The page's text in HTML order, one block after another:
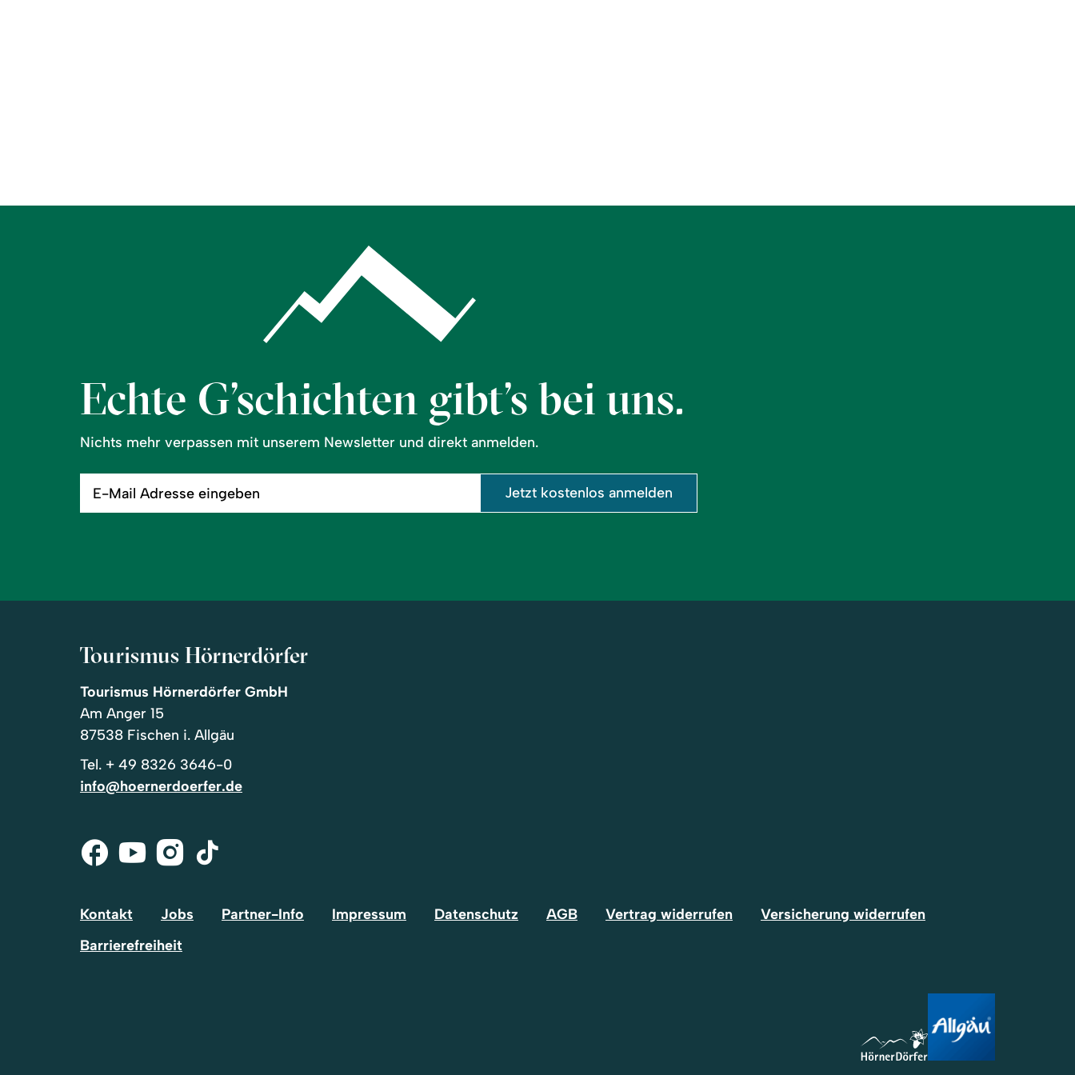
Echte G’schichten gibt’s bei uns.
Nichts mehr verpassen mit unserem Newsletter und direkt anmelden.
Mail
eingeben
Jetzt kostenlos anmelden
Tourismus Hörnerdörfer
Tourismus Hörnerdörfer GmbH
Am Anger 15
87538 Fischen i. Allgäu
Tel. + 49 8326 3646-0
info@hoernerdoerfer.de
Facebook
Youtube
Instagram
Tik-
Kontakt Jobs Partner-Info Impressum Datenschutz AGB Vertrag widerrufen
Versicherung widerrufen
Barrierefreiheit